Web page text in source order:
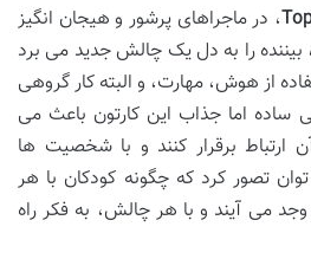
، در ماجراهای پرشور و هیجان انگیز
را به دل یک چالش جدید می برد
از هوش، مهارت، و البته کار گروهی
ساده اما جذاب این کارتون باعث می
ارتباط برقرار کنند و با شخصیت ها
تصور کرد که چگونه کودکان با هر
وجد می آیند و با هر چالش، به فکر راه